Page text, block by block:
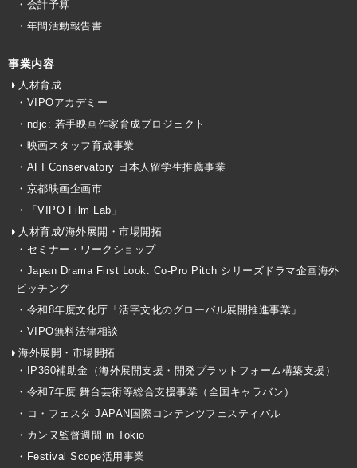
・会計予算
・年間活動報告書
事業内容
人材育成
・VIPOアカデミー
・ndjc: 若手映画作家育成プロジェクト
・映画スタッフ育成事業
・AFI Conservatory 日本人留学生推薦事業
・京都映画企画市
・「VIPO Film Lab」
人材育成/海外展開・市場開拓
・セミナー・ワークショップ
・Japan Drama First Look: Co-Pro Pitch シリーズドラマ企画海外
ピッチング
・令和8年度文化庁「活字文化のグローバル展開推進事業」
・VIPO無料法律相談
海外展開・市場開拓
・IP360補助金（海外展開支援・開発プラットフォーム構築支援）
・令和7年度 舞台芸術等総合支援事業（全国キャラバン）
・コ・フェスタ JAPAN国際コンテンツフェスティバル
・カンヌ監督週間 in Tokio
・Festival Scope活用事業